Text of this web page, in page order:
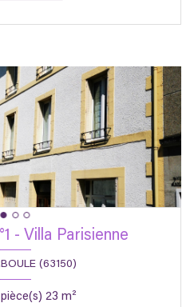
- Villa Parisienne
(63150)
Studio 1 pièce(s) 23 m²